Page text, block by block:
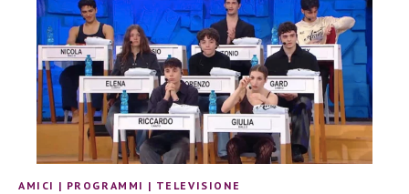
AMICI | PROGRAMMI | TELEVISIONE